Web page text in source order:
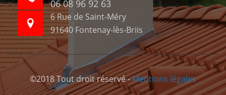
06 08 96 92 63
6 Rue de Saint-Méry
91640 Fontenay-lès-Briis
©2018 Tout droit réservé -Mentions légales